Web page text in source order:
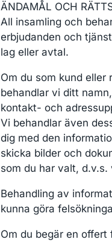
ÄNDAMÅL OCH
All insamling och
erbjudanden och
lag eller avtal.
Om du som kund
behandlar vi ditt
kontakt- och
Vi behandlar även
dig med den
skicka bilder och
som du har valt,
Behandling av
kunna göra
Om du begär en